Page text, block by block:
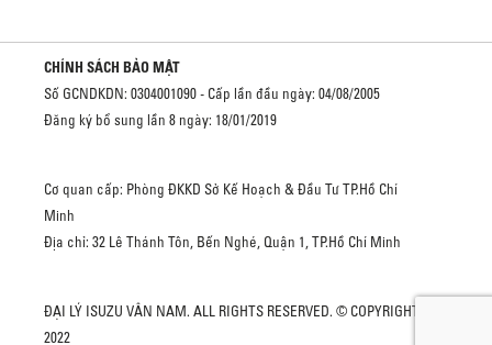
CHÍNH SÁCH BẢO MẬT
Số GCNDKDN: 0304001090 - Cấp lần đầu ngày: 04/08/2005
Đăng ký bổ sung lần 8 ngày: 18/01/2019
Cơ quan cấp: Phòng ĐKKD Sở Kế Hoạch & Đầu Tư TP.Hồ Chí
Minh
Địa chỉ: 32 Lê Thánh Tôn, Bến Nghé, Quận 1, TP.Hồ Chí Minh
ĐẠI LÝ ISUZU VÂN NAM. ALL RIGHTS RESERVED. © COPYRIGHT
2022